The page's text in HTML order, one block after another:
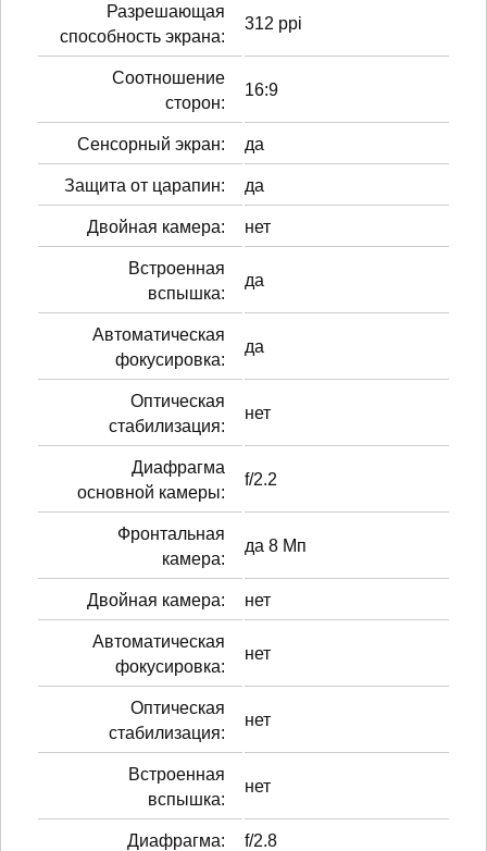
Разрешающая
способность экрана:
312 ppi
Соотношение
сторон:
16:9
Сенсорный экран: да
Защита от царапин: да
Двойная камера: нет
Встроенная
вспышка:
да
Автоматическая
фокусировка:
да
Оптическая
стабилизация:
нет
Диафрагма
основной камеры:
f/2.2
Фронтальная
камера:
да 8 Мп
Двойная камера: нет
Автоматическая
фокусировка:
нет
Оптическая
стабилизация:
нет
Встроенная
вспышка:
нет
Диафрагма: f/2.8